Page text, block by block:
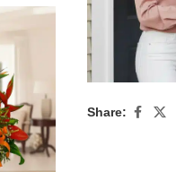
Share: